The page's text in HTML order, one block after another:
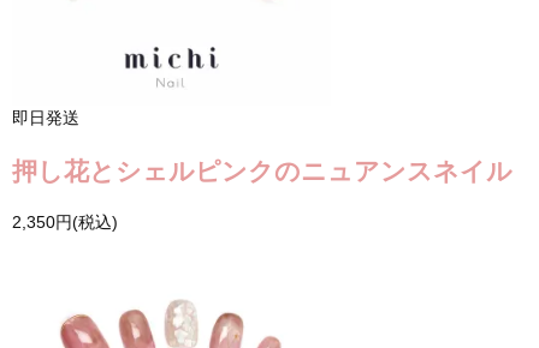
即日発送
押し花とシェルピンクのニュアンスネイル
2,350円(税込)